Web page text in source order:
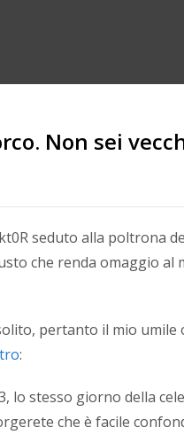
Non sei
seduto alla poltrona
che renda omaggio al
pertanto il mio umile
:
lo stesso giorno della
che è facile